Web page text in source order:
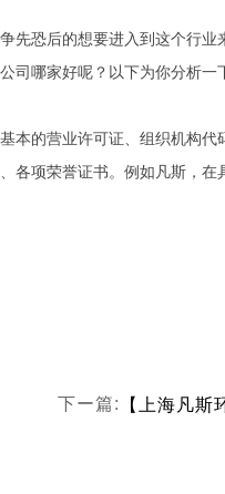
恐后的想要进入到这个行业
哪家好呢？以下为你分析一
的营业许可证、组织机构代
项荣誉证书。例如凡斯，
下ー篇: 【上海凡